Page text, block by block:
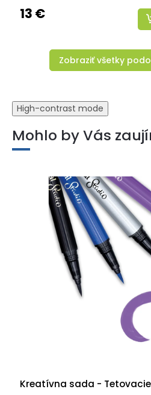
13 €
Zobraziť všetky
High-contrast mode
Mohlo by Vás
Kreatívna sada - Tetovacie